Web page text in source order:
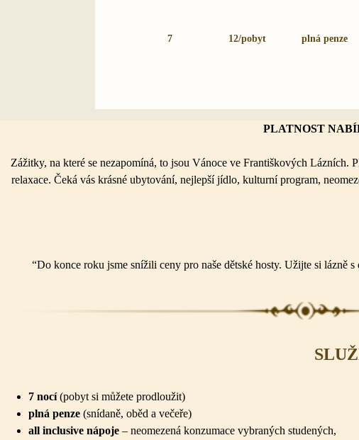
7 12/pobyt plná penze
PLATNOST
Zážitky, na které se nezapomíná, to jsou Vánoce ve Františkových Lázních.
relaxace. Čeká vás krásné ubytování, nejlepší jídlo, kulturní program,
“Do konce roku jsme snížili ceny pro naše dětské hosty. Užijte si lázně s
7 nocí(pobyt si můžete prodloužit)
plná penze (snídaně, oběd a večeře)
all inclusive nápoje – neomezená konzumace vybraných studených,